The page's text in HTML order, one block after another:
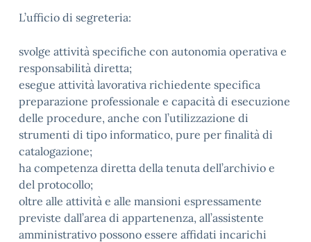
L’ufficio di segreteria:
svolge attività specifiche con autonomia operativa e
responsabilità diretta;
esegue attività lavorativa richiedente specifica
preparazione professionale e capacità di esecuzione
delle procedure, anche con l’utilizzazione di
strumenti di tipo informatico, pure per finalità di
catalogazione;
ha competenza diretta della tenuta dell’archivio e
del protocollo;
oltre alle attività e alle mansioni espressamente
previste dall’area di appartenenza, all’assistente
amministrativo possono essere affidati incarichi